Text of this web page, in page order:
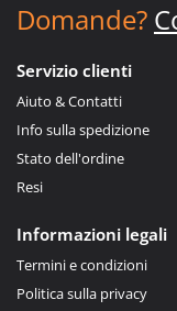
Domande?
Servizio clienti
Aiuto & Contatti
Info sulla spedizione
Stato dell'ordine
Resi
Informazioni legali
Termini e condizioni
Politica sulla privacy